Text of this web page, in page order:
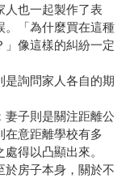
人也一起製作了表
。「為什麼買在這種
」像這樣的糾紛一定
是詢問家人各自的期
妻子則是關注距離公
在意距離學校有多
得以凸顯出來。
於房子本身，關於不